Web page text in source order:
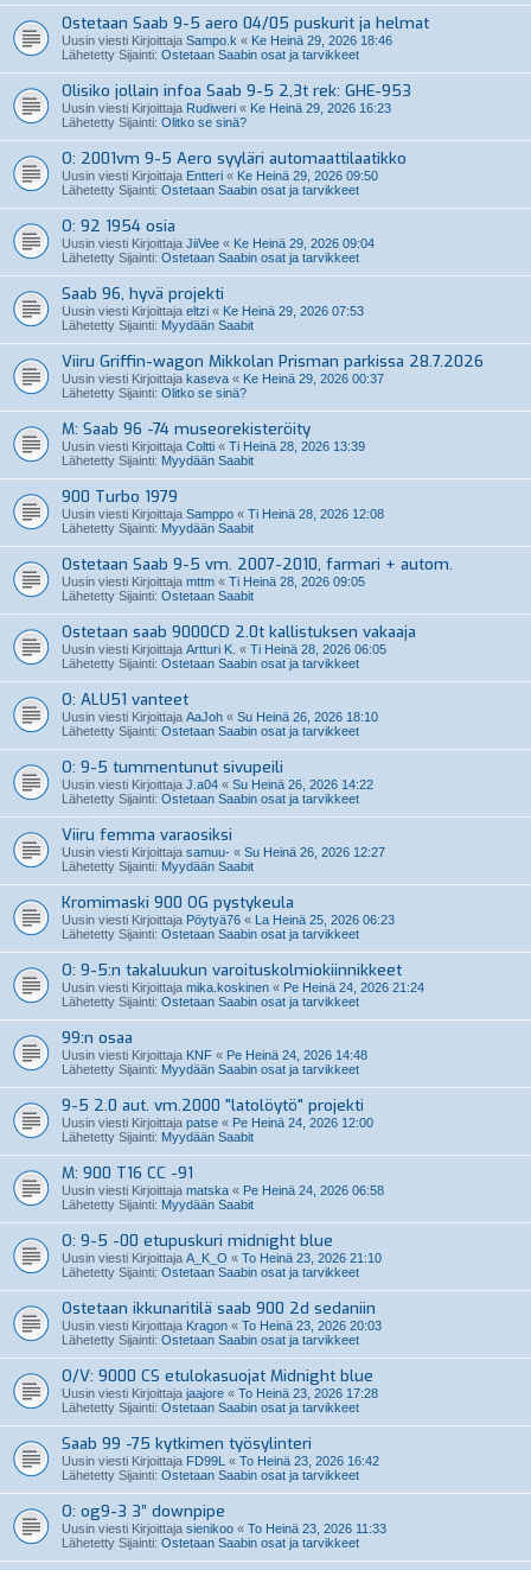
Ostetaan Saab 9-5 aero 04/05 puskurit ja helmat
Uusin viesti Kirjoittaja Sampo.k « Ke Heinä 29, 2026 18:46
Lähetetty Sijainti: Ostetaan Saabin osat ja tarvikkeet
Olisiko jollain infoa Saab 9-5 2,3t rek: GHE-953
Uusin viesti Kirjoittaja Rudiweri « Ke Heinä 29, 2026 16:23
Lähetetty Sijainti: Olitko se sinä?
O: 2001vm 9-5 Aero syyläri automaattilaatikko
Uusin viesti Kirjoittaja Entteri « Ke Heinä 29, 2026 09:50
Lähetetty Sijainti: Ostetaan Saabin osat ja tarvikkeet
O: 92 1954 osia
Uusin viesti Kirjoittaja JiiVee « Ke Heinä 29, 2026 09:04
Lähetetty Sijainti: Ostetaan Saabin osat ja tarvikkeet
Saab 96, hyvä projekti
Uusin viesti Kirjoittaja eltzi « Ke Heinä 29, 2026 07:53
Lähetetty Sijainti: Myydään Saabit
Viiru Griffin-wagon Mikkolan Prisman parkissa 28.7.2026
Uusin viesti Kirjoittaja kaseva « Ke Heinä 29, 2026 00:37
Lähetetty Sijainti: Olitko se sinä?
M: Saab 96 -74 museorekisteröity
Uusin viesti Kirjoittaja Coltti « Ti Heinä 28, 2026 13:39
Lähetetty Sijainti: Myydään Saabit
900 Turbo 1979
Uusin viesti Kirjoittaja Samppo « Ti Heinä 28, 2026 12:08
Lähetetty Sijainti: Myydään Saabit
Ostetaan Saab 9-5 vm. 2007-2010, farmari + autom.
Uusin viesti Kirjoittaja mttm « Ti Heinä 28, 2026 09:05
Lähetetty Sijainti: Ostetaan Saabit
Ostetaan saab 9000CD 2.0t kallistuksen vakaaja
Uusin viesti Kirjoittaja Artturi K. « Ti Heinä 28, 2026 06:05
Lähetetty Sijainti: Ostetaan Saabin osat ja tarvikkeet
O: ALU51 vanteet
Uusin viesti Kirjoittaja AaJoh « Su Heinä 26, 2026 18:10
Lähetetty Sijainti: Ostetaan Saabin osat ja tarvikkeet
O: 9-5 tummentunut sivupeili
Uusin viesti Kirjoittaja J.a04 « Su Heinä 26, 2026 14:22
Lähetetty Sijainti: Ostetaan Saabin osat ja tarvikkeet
Viiru femma varaosiksi
Uusin viesti Kirjoittaja samuu- « Su Heinä 26, 2026 12:27
Lähetetty Sijainti: Myydään Saabit
Kromimaski 900 OG pystykeula
Uusin viesti Kirjoittaja Pöytyä76 « La Heinä 25, 2026 06:23
Lähetetty Sijainti: Ostetaan Saabin osat ja tarvikkeet
O: 9-5:n takaluukun varoituskolmiokiinnikkeet
Uusin viesti Kirjoittaja mika.koskinen « Pe Heinä 24, 2026 21:24
Lähetetty Sijainti: Ostetaan Saabin osat ja tarvikkeet
99:n osaa
Uusin viesti Kirjoittaja KNF « Pe Heinä 24, 2026 14:48
Lähetetty Sijainti: Myydään Saabin osat ja tarvikkeet
9-5 2.0 aut. vm.2000 "latolöytö" projekti
Uusin viesti Kirjoittaja patse « Pe Heinä 24, 2026 12:00
Lähetetty Sijainti: Myydään Saabit
M: 900 T16 CC -91
Uusin viesti Kirjoittaja matska « Pe Heinä 24, 2026 06:58
Lähetetty Sijainti: Myydään Saabit
O: 9-5 -00 etupuskuri midnight blue
Uusin viesti Kirjoittaja A_K_O « To Heinä 23, 2026 21:10
Lähetetty Sijainti: Ostetaan Saabin osat ja tarvikkeet
Ostetaan ikkunaritilä saab 900 2d sedaniin
Uusin viesti Kirjoittaja Kragon « To Heinä 23, 2026 20:03
Lähetetty Sijainti: Ostetaan Saabin osat ja tarvikkeet
O/V: 9000 CS etulokasuojat Midnight blue
Uusin viesti Kirjoittaja jaajore « To Heinä 23, 2026 17:28
Lähetetty Sijainti: Ostetaan Saabin osat ja tarvikkeet
Saab 99 -75 kytkimen työsylinteri
Uusin viesti Kirjoittaja FD99L « To Heinä 23, 2026 16:42
Lähetetty Sijainti: Ostetaan Saabin osat ja tarvikkeet
O: og9-3 3” downpipe
Uusin viesti Kirjoittaja sienikoo « To Heinä 23, 2026 11:33
Lähetetty Sijainti: Ostetaan Saabin osat ja tarvikkeet